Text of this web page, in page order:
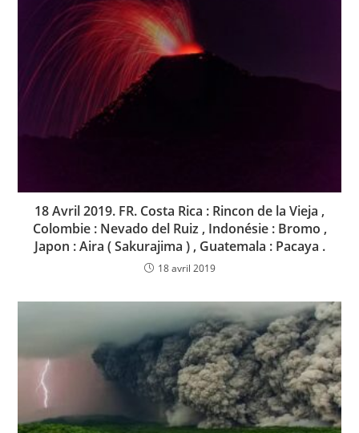
18 Avril 2019. FR. Costa Rica : Rincon de la Vieja ,
Colombie : Nevado del Ruiz , Indonésie : Bromo ,
Japon : Aira ( Sakurajima ) , Guatemala : Pacaya .
18 avril 2019